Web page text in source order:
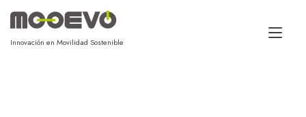
Innovación en Movilidad Sostenible